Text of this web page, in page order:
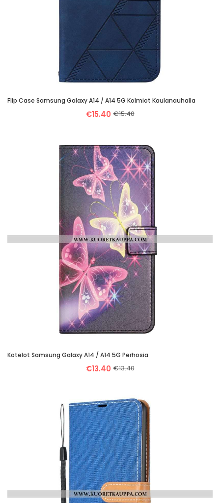
Flip Case Samsung Galaxy A14 / A14 5G Kolmiot Kaulanauhalla
€15.40 €15.40
Kotelot Samsung Galaxy A14 / A14 5G Perhosia
€13.40 €13.40